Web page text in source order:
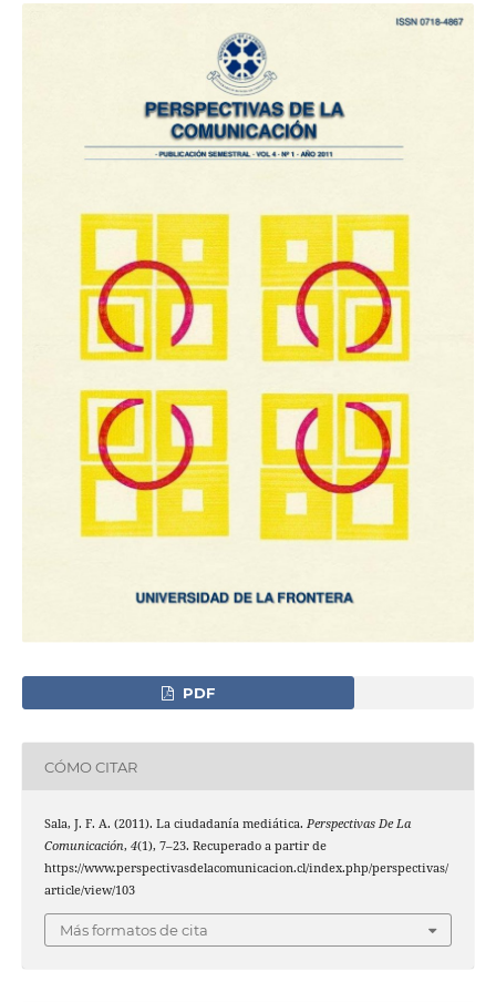
PDF
CÓMO CITAR
Sala, J. F. A. (2011). La ciudadanía mediática. Perspectivas De La
Comunicación, 4(1), 7–23. Recuperado a partir de
https://www.perspectivasdelacomunicacion.cl/index.php/perspectivas/
article/view/103
Más formatos de cita